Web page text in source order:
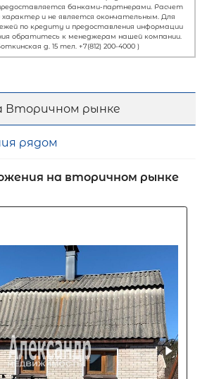
60 70
15 лет
10 15 20 25
Вторичном рынке
рядом
на вторичном рынке